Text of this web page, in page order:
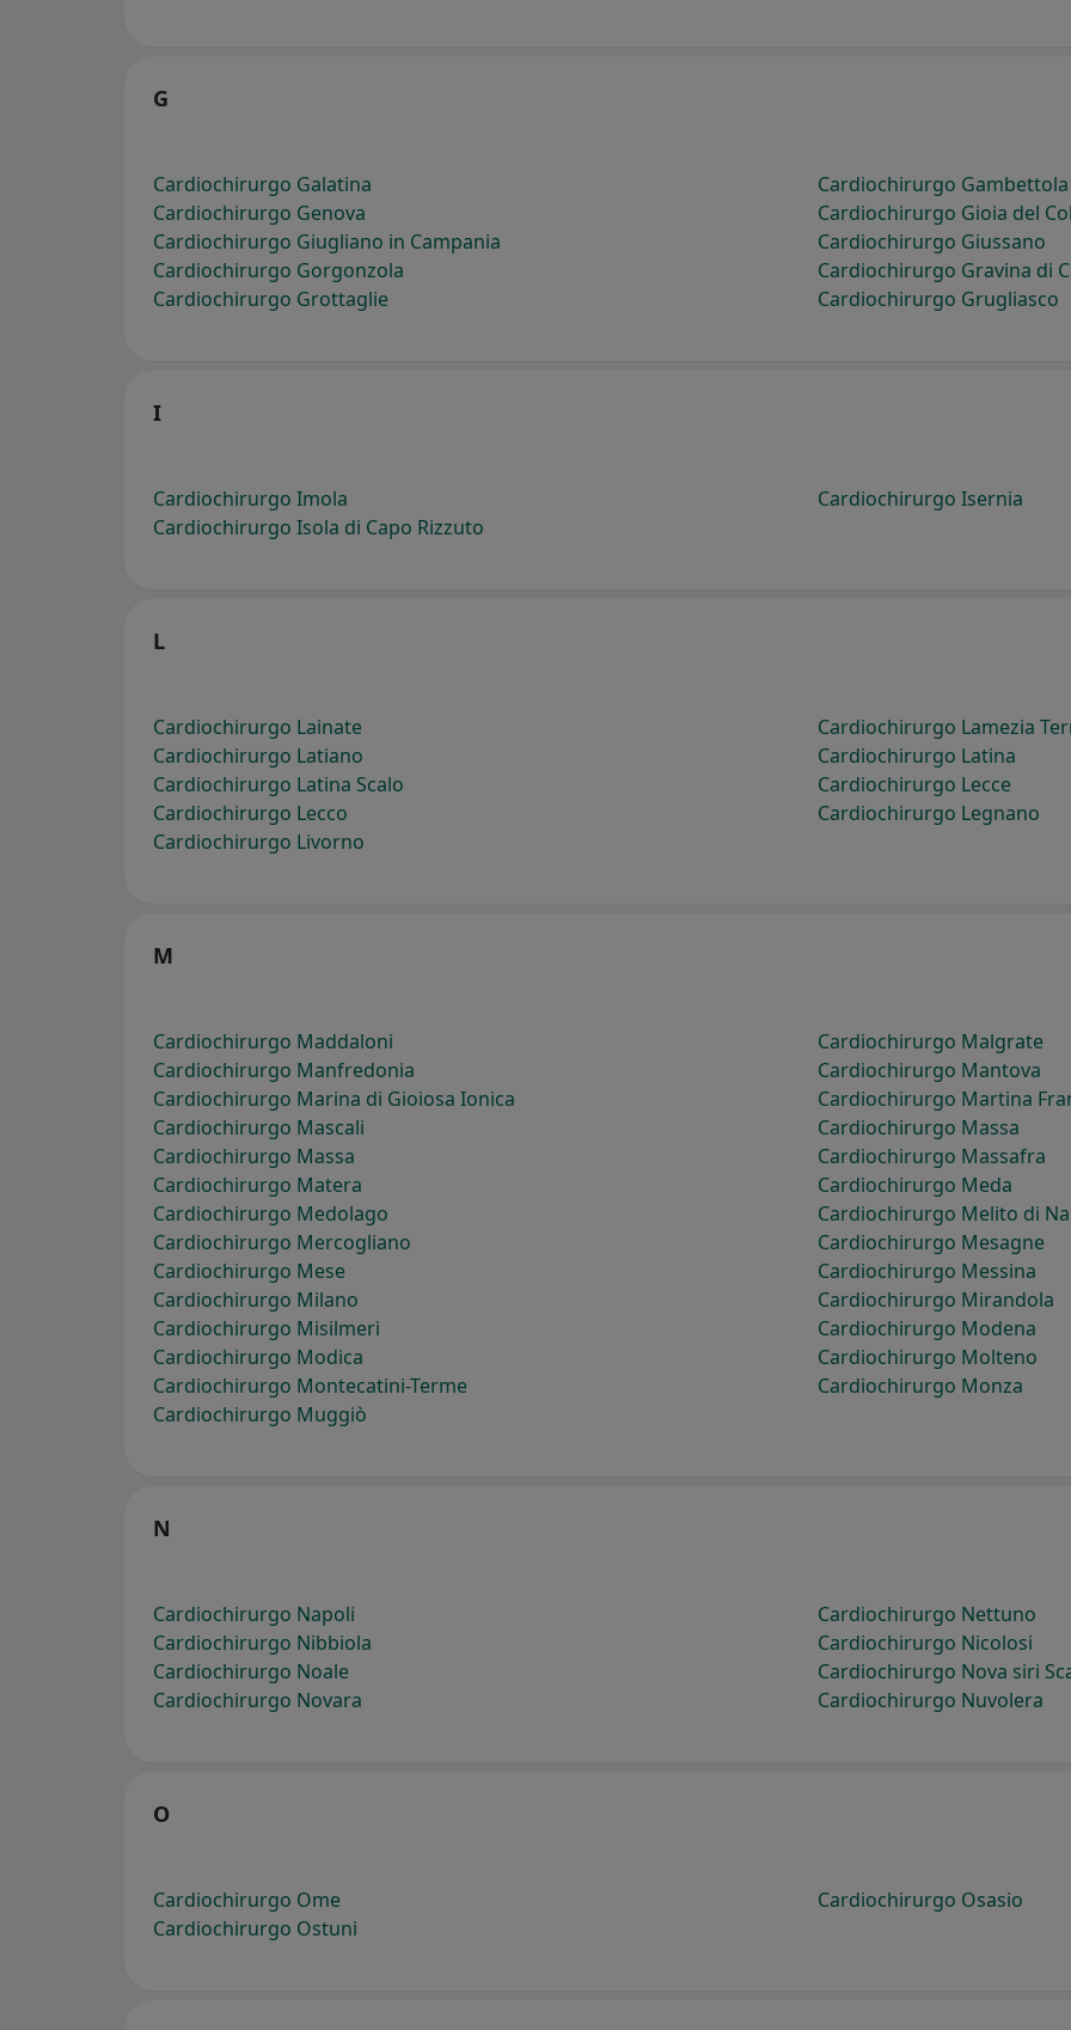
G
Cardiochirurgo Galatina
Cardiochirurgo Gambettola
Cardiochirurgo Genova
Cardiochirurgo Gioia del
Cardiochirurgo Giugliano in Campania
Cardiochirurgo Giussano
Cardiochirurgo Gorgonzola
Cardiochirurgo Gravina di
Cardiochirurgo Grottaglie
Cardiochirurgo Grugliasco
I
Cardiochirurgo Imola
Cardiochirurgo Isernia
Cardiochirurgo Isola di Capo Rizzuto
L
Cardiochirurgo Lainate
Cardiochirurgo Lamezia
Cardiochirurgo Latiano
Cardiochirurgo Latina
Cardiochirurgo Latina Scalo
Cardiochirurgo Lecce
Cardiochirurgo Lecco
Cardiochirurgo Legnano
Cardiochirurgo Livorno
M
Cardiochirurgo Maddaloni
Cardiochirurgo Malgrate
Cardiochirurgo Manfredonia
Cardiochirurgo Mantova
Cardiochirurgo Marina di Gioiosa Ionica
Cardiochirurgo Martina
Cardiochirurgo Mascali
Cardiochirurgo Massa
Cardiochirurgo Massa
Cardiochirurgo Massafra
Cardiochirurgo Matera
Cardiochirurgo Meda
Cardiochirurgo Medolago
Cardiochirurgo Melito di
Cardiochirurgo Mercogliano
Cardiochirurgo Mesagne
Cardiochirurgo Mese
Cardiochirurgo Messina
Cardiochirurgo Milano
Cardiochirurgo Mirandola
Cardiochirurgo Misilmeri
Cardiochirurgo Modena
Cardiochirurgo Modica
Cardiochirurgo Molteno
Cardiochirurgo Montecatini-Terme
Cardiochirurgo Monza
Cardiochirurgo Muggiò
N
Cardiochirurgo Napoli
Cardiochirurgo Nettuno
Cardiochirurgo Nibbiola
Cardiochirurgo Nicolosi
Cardiochirurgo Noale
Cardiochirurgo Nova siri
Cardiochirurgo Novara
Cardiochirurgo Nuvolera
O
Cardiochirurgo Ome
Cardiochirurgo Osasio
Cardiochirurgo Ostuni